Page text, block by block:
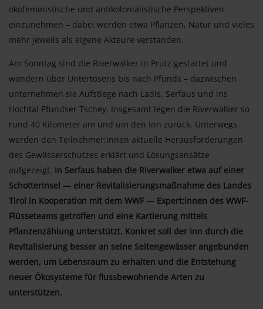
ökofeministische und antikolonialistische Perspektiven
einzunehmen – dabei werden etwa Pflanzen, Natur und vieles
mehr jeweils als eigene Akteure verstanden.
Am Sonntag sind die Riverwalker in Prutz gestartet und
wandern über Untertösens bis nach Pfunds – dazwischen
unternehmen sie Aufstiege nach Ladis, Serfaus und ins
Hochtal Pfundser Tschey. Insgesamt legen die Riverwalker so
rund 40 Kilometer am und um den Inn zurück. Unterwegs
werden den Teilnehmer:innen aktuelle Herausforderungen
des Gewässerschutzes erklärt und Lösungsansätze
aufgezeigt. In Serfaus haben die Riverwalker etwa auf einer
Schotterinsel — einer Revitalisierungsmaßnahme des Landes
Tirol in Kooperation mit dem WWF — Expert:innen des WWF-
Flüsseteams getroffen und eine Kartierung mittels
Pflanzenzählung unterstützt. Konkret soll der Inn durch die
Revitalisierung besser an seine Seitengewässer angebunden
werden, um Lebensraum zu erhalten und die Entstehung
neuer Ökosysteme für flussbewohnende Arten zu
unterstützen.